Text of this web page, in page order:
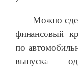
Можно
финансовый
по
выпуска –